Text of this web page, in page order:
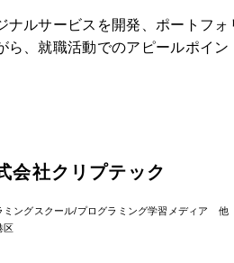
ナルサービスを開発、ポートフ
ら、就職活動でのアピールポイン
会社クリプテック
ミングスクール/プログラミング学習メディア 他
区